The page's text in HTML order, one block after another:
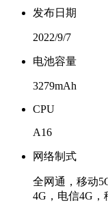
发布日期
2022/9/7
电池容量
3279mAh
CPU
A16
网络制式
全网通，移动
4G，电信4G，